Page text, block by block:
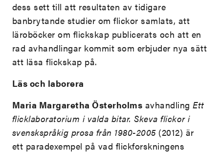
dess sett till att resultaten av tidigare
banbrytande studier om flickor samlats, att
läroböcker om flickskap publicerats och att en
rad avhandlingar kommit som erbjuder nya sätt
att läsa flickskap på.
Läs och laborera
Maria Margaretha Österholms avhandlingEtt
flicklaboratorium i valda bitar. Skeva flickor i
svenskspråkig prosa från 1980-2005(2012) är
ett paradexempel på vad flickforskningens